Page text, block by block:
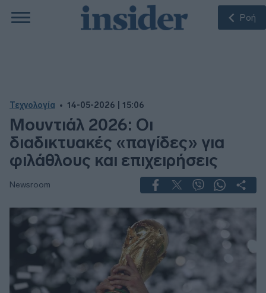
Ροή
Τεχνολογία 14-05-2026 | 15:06
Μουντιάλ 2026: Οι
διαδικτυακές «παγίδες» για
φιλάθλους και επιχειρήσεις
Newsroom